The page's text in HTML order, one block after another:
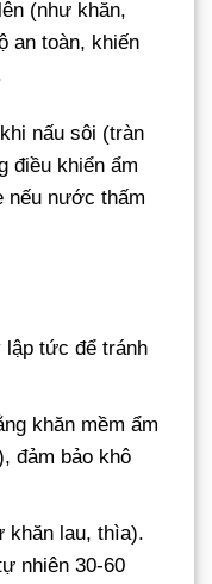
(như khăn,
an toàn, khiến
nấu sôi (tràn
điều khiển ẩm
nếu nước thấm
lập tức để tránh
khăn mềm ẩm
đảm bảo khô
khăn lau, thìa).
nhiên 30-60